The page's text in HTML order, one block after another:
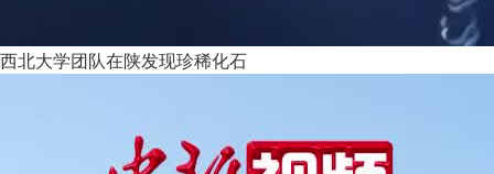
西北大学团队在陕发现珍稀化石